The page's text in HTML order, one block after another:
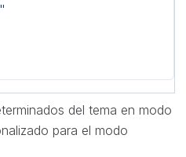
del tema en modo
para el modo